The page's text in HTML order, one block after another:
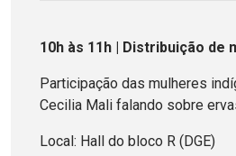
10h às 11h | Distribuição de
Participação das mulheres
Cecilia Mali falando sobre
Local: Hall do bloco R (DGE)